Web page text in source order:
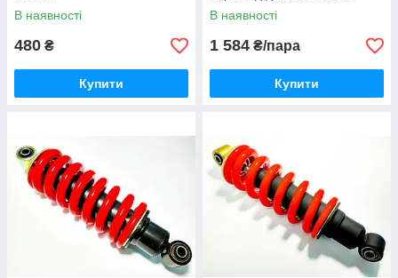
В наявності
480 ₴
Купити
В наявності
1 584 ₴/пара
Купити